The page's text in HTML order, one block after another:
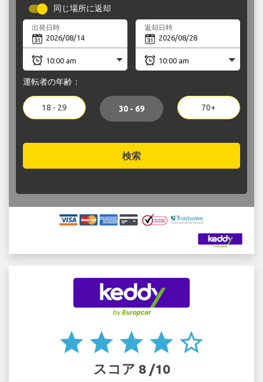
同じ場所に返却
出発日時 返却日時
運転者の年齢：
18 - 29 30 - 69 70+
検索
star star star star star_border
スコア 8 /10